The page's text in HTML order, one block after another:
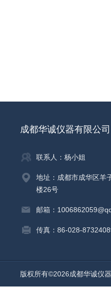
成都华诚仪器有限公司
联系人：杨小姐
地址：成都市成华区羊
楼26号
邮箱：
传真：86-028-
版权所有©2026成都华诚仪